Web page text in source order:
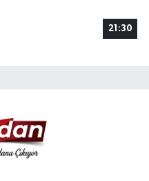
21:30